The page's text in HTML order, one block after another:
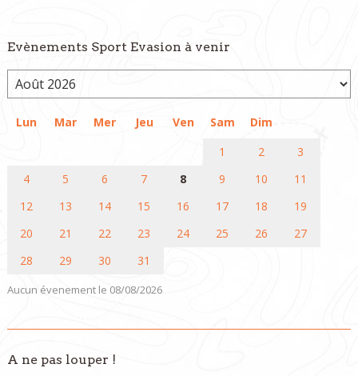
Evènements Sport Evasion à venir
Lun Mar Mer Jeu Ven Sam
Dim
1
2
3
4
5 6 7 8 9 10
11
12
13 14 15 16 17 18
19
20
21 22 23 24 25 26
27
28
29 30 31
Aucun évenement le 08/08/2026
A ne pas louper !